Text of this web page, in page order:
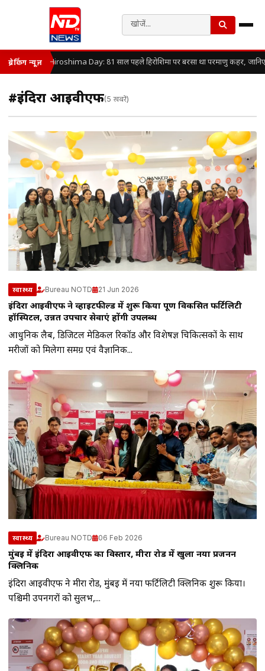
ब्रेकिंग न्यूज़ Hiroshima Day: 81 साल पहले हिरोशिमा पर बरसा था परमाणु कहर, जानिए
#इंदिरा आईवीएफ(5 खबरें)
स्वास्थ्य Bureau NOTD 21 Jun 2026
इंदिरा आईवीएफ ने व्हाइटफील्ड में शुरू किया पूर्ण विकसित फर्टिलिटी
हॉस्पिटल, उन्नत उपचार सेवाएं होंगी उपलब्ध
आधुनिक लैब, डिजिटल मेडिकल रिकॉर्ड और विशेषज्ञ चिकित्सकों के साथ
मरीजों को मिलेगा समग्र एवं वैज्ञानिक...
स्वास्थ्य Bureau NOTD 06 Feb 2026
मुंबई में इंदिरा आईवीएफ का विस्तार, मीरा रोड में खुला नया प्रजनन
क्लिनिक
इंदिरा आईवीएफ ने मीरा रोड, मुंबई में नया फर्टिलिटी क्लिनिक शुरू किया।
पश्चिमी उपनगरों को सुलभ,...